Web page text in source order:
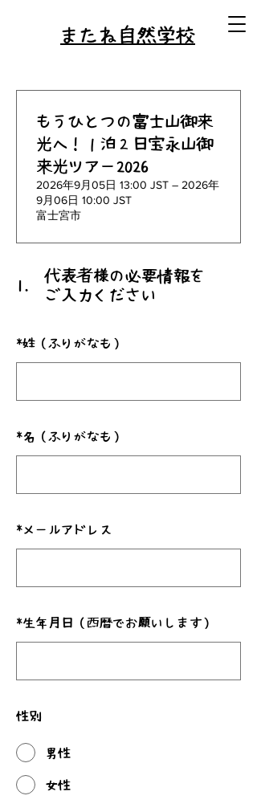
またね自然学校
1.
代表者様の必要情報を
ご入力ください
*姓（ふりがなも）
*名（ふりがなも）
*メールアドレス
*生年月日（西暦でお願いします）
性別
男性
女性
もうひとつの富士山御来
光へ！１泊２日宝永山御
来光ツアー2026
2026年9月05日 13:00 JST – 2026年
9月06日 10:00 JST
富士宮市